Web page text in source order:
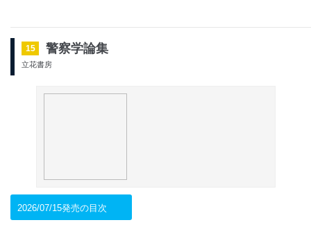
15 警察学論集
立花書房
2026/07/15発売の目次